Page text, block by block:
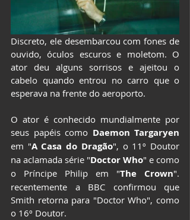
Discreto, ele desembarcou com fones de
ouvido, óculos escuros e moletom. O
ator deu alguns sorrisos e ajeitou o
cabelo quando entrou no carro que o
esperava na frente do aeroporto.
O ator é conhecido mundialmente por
seus papéis como Daemon Targaryen
em "A Casa do Dragão", o 11º Doutor
na aclamada série "Doctor Who" e como
o Príncipe Philip em "The Crown".
recentemente a BBC confirmou que
Smith retorna para "Doctor Who", como
o 16º Doutor.